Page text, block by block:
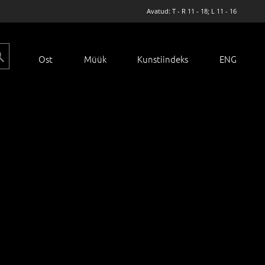
Avatud: T - R 11 - 18; L 11 - 16
Ost Müük Kunstiindeks ENG